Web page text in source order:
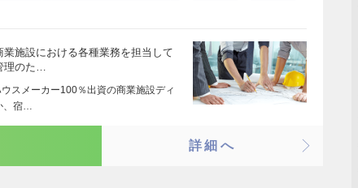
施設における各種業務を担当して
理のた…
スメーカー100％出資の商業施設ディ
宿…
詳細へ